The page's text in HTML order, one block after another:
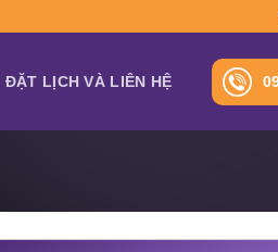
ĐẶT LỊCH VÀ LIÊN HỆ